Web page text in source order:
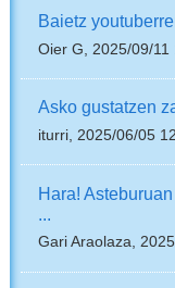
Baietz
Oier G, 2025/09/11
Asko gustatzen
iturri, 2025/06/05
Hara!
Gari Araolaza,